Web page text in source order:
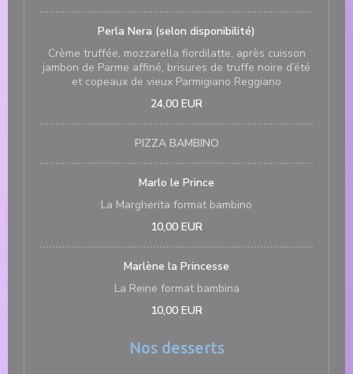
Perla Nera (selon disponibilité)
Crème truffée, mozzarella fiordilatte, après cuisson
jambon de Parme affiné, brisures de truffe noire d’été
et copeaux de vieux Parmigiano Reggiano
24,00 EUR
PIZZA BAMBINO
Marlo le Prince
La Margherita format bambino
10,00 EUR
Marlène la Princesse
La Reine format bambina
10,00 EUR
Nos desserts